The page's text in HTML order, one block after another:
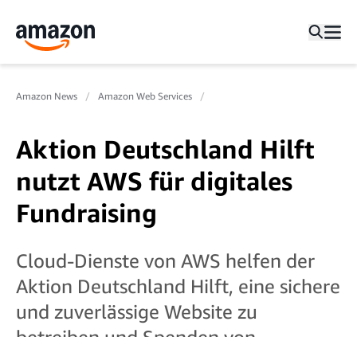
Amazon News Amazon Web Services
Aktion Deutschland Hilft
nutzt AWS für digitales
Fundraising
Cloud-Dienste von AWS helfen der
Aktion Deutschland Hilft, eine sichere
und zuverlässige Website zu